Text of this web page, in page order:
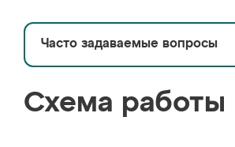
Часто задаваемые вопросы
Схема работы